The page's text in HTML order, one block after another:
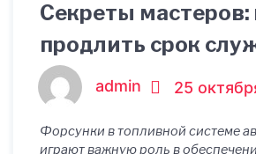
Секреты мастеров:
продлить срок
форсунок после
admin 25
Форсунки в топливной системе
играют важную роль в